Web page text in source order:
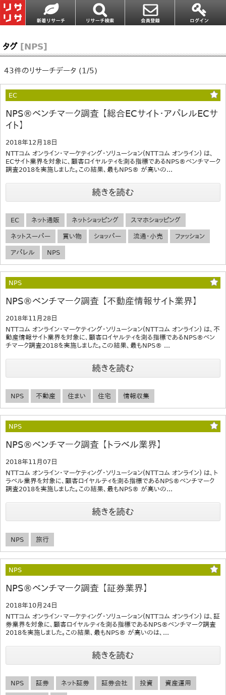
タグ [NPS]
43件のリサーチデータ (1/5)
EC
NPS®ベンチマーク調査 【総合ECサイト・アパレルECサ
イト】
2018年12月18日
NTTコム オンライン・マーケティング・ソリューション(NTTコム オンライン) は、
ECサイト業界を対象に、顧客ロイヤルティを測る指標であるNPS®ベンチマーク
調査2018を実施しました。この結果、最もNPS® が高いの...
続きを読む
EC ネット通販 ネットショッピング スマホショッピング
ネットスーパー 買い物 ショッパー 流通・小売 ファッション
アパレル NPS
NPS
NPS®ベンチマーク調査 【不動産情報サイト業界】
2018年11月28日
NTTコム オンライン・マーケティング・ソリューション(NTTコム オンライン) は、不
動産情報サイト業界を対象に、顧客ロイヤルティを測る指標であるNPS®ベン
チマーク調査2018を実施しました。この結果、最もNPS® ...
続きを読む
NPS 不動産 住まい 住宅 情報収集
NPS
NPS®ベンチマーク調査 【トラベル業界】
2018年11月07日
NTTコム オンライン・マーケティング・ソリューション(NTTコム オンライン) は、ト
ラベル業界を対象に、顧客ロイヤルティを測る指標であるNPS®ベンチマーク
調査2018を実施しました。この結果、最もNPS® が高いの...
続きを読む
NPS 旅行
NPS
NPS®ベンチマーク調査 【証券業界】
2018年10月24日
NTTコム オンライン・マーケティング・ソリューション(NTTコム オンライン) は、証
券業界を対象に、顧客ロイヤルティを測る指標であるNPS®ベンチマーク調査
2018を実施しました。この結果、最もNPS® が高いのは、...
続きを読む
NPS 証券 ネット証券 証券会社 投資 資産運用